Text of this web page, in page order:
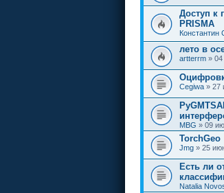
Доступ к
PRISMA
Константин
лето в
artterrm »
Cegiwa » 27
MBG » 09
TorchGeo
Jmg » 25
Есть ли
Natalia